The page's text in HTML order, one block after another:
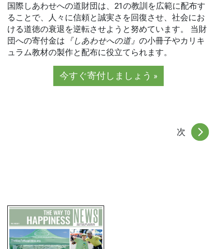
国際しあわせへの道財団は、21の教訓を広範に配布す
ることで、人々に信頼と誠実さを回復させ、社会にお
ける道徳の衰退を逆転させようと努めています。 当財
団への寄付金は 『しあわせへの道』 の小冊子やカリキ
ュラム教材の製作と配布に役立てられます。
今すぐ寄付しましょう »
次